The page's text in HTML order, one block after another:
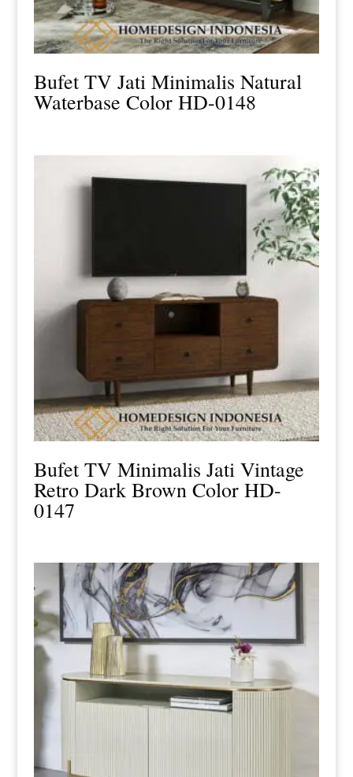
Bufet TV Jati Minimalis Natural
Waterbase Color HD-0148
Bufet TV Minimalis Jati Vintage
Retro Dark Brown Color HD-
0147